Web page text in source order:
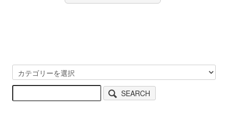
SEARCH